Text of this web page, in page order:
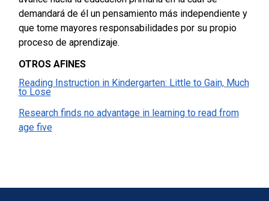
demandará de él un pensamiento más independiente y
que tome mayores responsabilidades por su propio
proceso de aprendizaje.
OTROS AFINES
Reading Instruction in Kindergarten: Little to Gain, Much
to Lose
Research finds no advantage in learning to read from
age five